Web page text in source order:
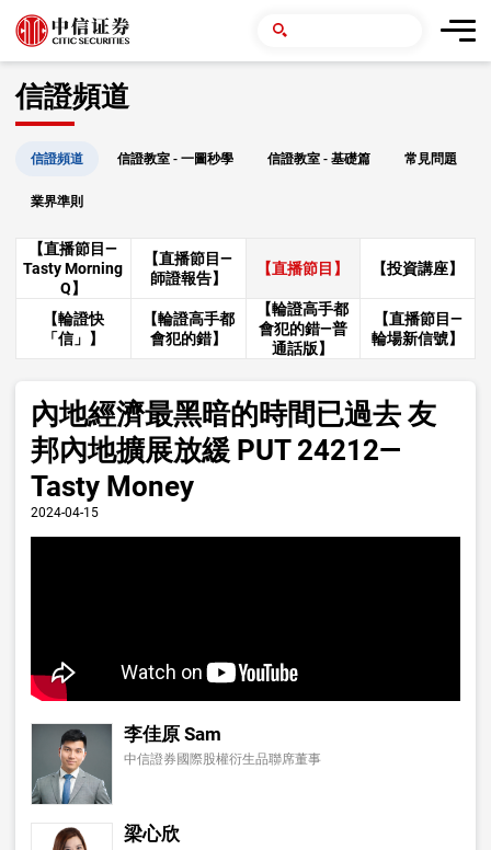
信證頻道
信證頻道 信證教室 - 一圖秒學 信證教室 - 基礎篇 常見問題
業界準則
【直播節目—
Tasty Morning
Q】
【直播節目—
師證報告】
【直播節目】 【投資講座】
【輪證快
「信」】
【輪證高手都
會犯的錯】
【輪證高手都
會犯的錯—普
通話版】
【直播節目—
輪場新信號】
內地經濟最黑暗的時間已過去 友
邦內地擴展放緩 PUT 24212—
Tasty Money
2024-04-15
李佳原 Sam
中信證券國際股權衍生品聯席董事
梁心欣